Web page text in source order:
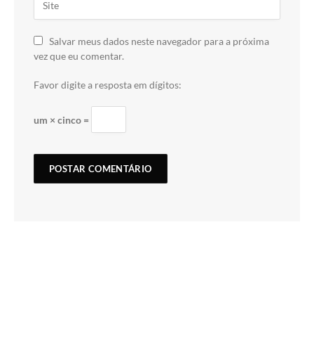
Salvar meus dados neste navegador para a próxima
vez que eu comentar.
Favor digite a resposta em dígitos:
um × cinco =